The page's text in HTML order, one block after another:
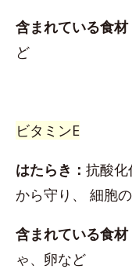
含まれている食材
ど
ビタミンE
はたらき： 抗酸
から守り、 細胞
含まれている食材
ゃ、卵など